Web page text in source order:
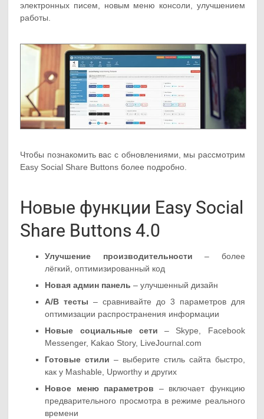
электронных писем, новым меню консоли, улучшением
работы.
Чтобы познакомить вас с обновлениями, мы рассмотрим
Easy Social Share Buttons более подробно.
Новые функции Easy Social
Share Buttons 4.0
Улучшение производительности – более
лёгкий, оптимизированный код
Новая админ панель – улучшенный дизайн
A/B тесты – сравнивайте до 3 параметров для
оптимизации распространения информации
Новые социальные сети – Skype, Facebook
Messenger, Kakao Story, LiveJournal.com
Готовые стили – выберите стиль сайта быстро,
как у Mashable, Upworthy и других
Новое меню параметров – включает функцию
предварительного просмотра в режиме реального
времени